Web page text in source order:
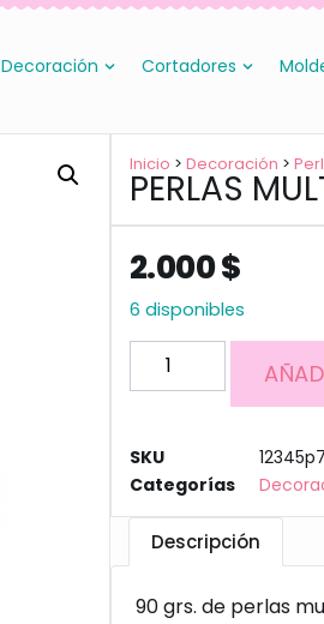
Decoración Cortadores
Inicio > Decoración >
PERLAS
2.000$
6 disponibles
SKU
Categorías
Descripción
90 grs. de perlas